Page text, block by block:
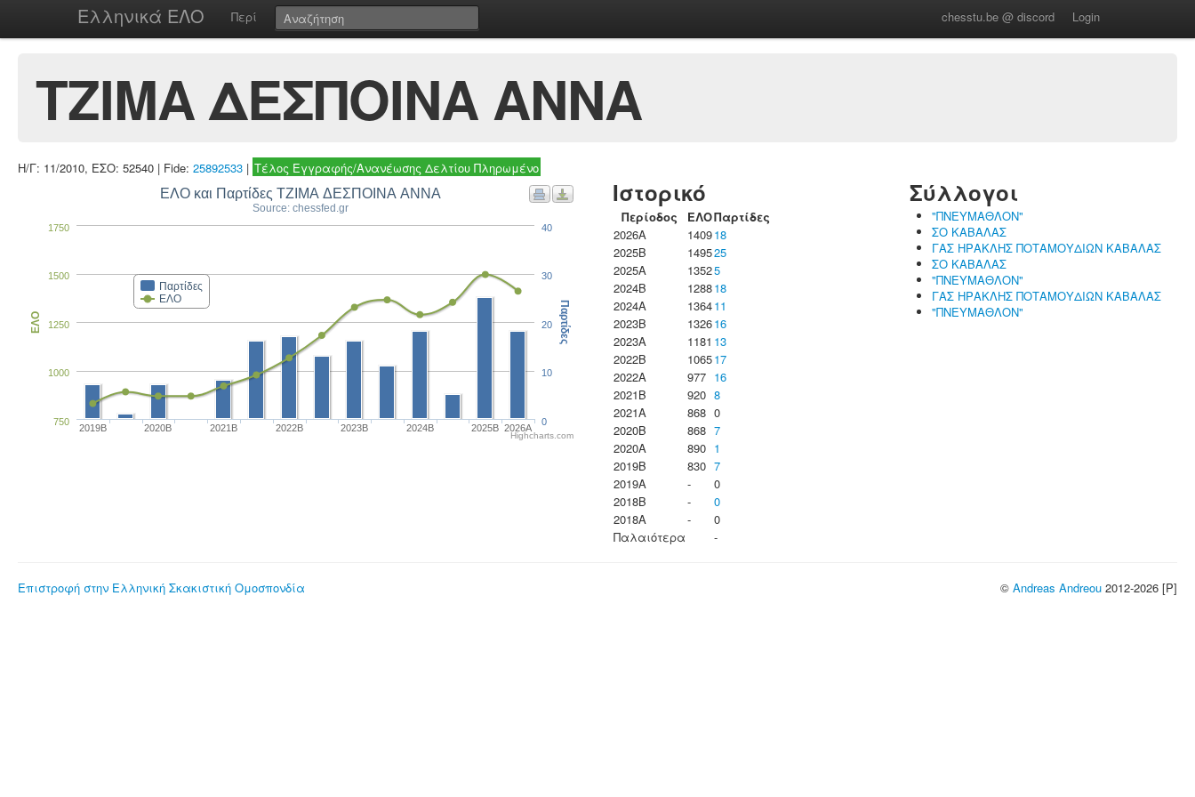
Ελληνικά ΕΛΟ Περί chesstu.be @ discord Login
ΤΖΙΜΑ ΔΕΣΠΟΙΝΑ ΑΝΝΑ
Η/Γ: 11/2010, ΕΣΟ: 52540 | Fide: 25892533 | Τέλος Εγγραφής/Ανανέωσης Δελτίου Πληρωμένο
ΕΛΟ και Παρτίδες ΤΖΙΜΑ ΔΕΣΠΟΙΝΑ ΑΝΝΑ
Source: chessfed.gr
Παρτίδες
ΕΛΟ
2019B 2020B 2021B 2022B 2023B 2024B 2025B 2026A
1000
750
1250
1500
1750
ΕΛΟ
0
10
20
30
40
Παρτίδες
Highcharts.com
Ιστορικό
Περίοδος ΕΛΟΠαρτίδες
2026A
140918
2025B
149525
2025A
13525
2024B
128818
2024A
136411
2023B
132616
2023Α
1181 13
2022B
106517
2022A
977 16
2021B
920 8
2021A
868 0
2020B
868 7
2020A
890 1
2019B
830 7
2019A
-
0
2018B
-
0
2018A
-
0
Παλαιότερα
-
Σύλλογοι
"ΠΝΕΥΜΑΘΛΟΝ"
ΣΟ ΚΑΒΑΛΑΣ
ΓΑΣ ΗΡΑΚΛΗΣ ΠΟΤΑΜΟΥΔΙΩΝ ΚΑΒΑΛΑΣ
ΣΟ ΚΑΒΑΛΑΣ
"ΠΝΕΥΜΑΘΛΟΝ"
ΓΑΣ ΗΡΑΚΛΗΣ ΠΟΤΑΜΟΥΔΙΩΝ ΚΑΒΑΛΑΣ
"ΠΝΕΥΜΑΘΛΟΝ"
Επιστροφή στην Ελληνική Σκακιστική Ομοσπονδία © Andreas Andreou 2012-2026 [P]